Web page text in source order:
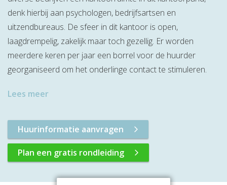
denk hierbij aan psychologen, bedrijfsartsen en
uitzendbureaus. De sfeer in dit kantoor is open,
laagdrempelig, zakelijk maar toch gezellig. Er worden
meerdere keren per jaar een borrel voor de huurder
georganiseerd om het onderlinge contact te stimuleren.
Lees meer
Huurinformatie aanvragen
Plan een gratis rondleiding